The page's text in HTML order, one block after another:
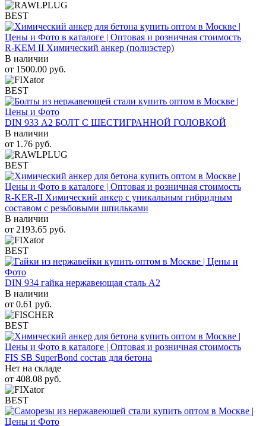
BEST
R-KEM II Химический анкер (полиэстер)
В наличии
от 1500.00 руб.
BEST
DIN 933 А2 БОЛТ С ШЕСТИГРАННОЙ ГОЛОВКОЙ
В наличии
от 1.76 руб.
BEST
R-KER-II Химический анкер с уникальным гибридным
составом с резьбовыми шпильками
В наличии
от 2193.65 руб.
BEST
DIN 934 гайка нержавеющая сталь A2
В наличии
от 0.61 руб.
BEST
FIS SB SuperBond состав для бетона
Нет на складе
от 408.08 руб.
BEST